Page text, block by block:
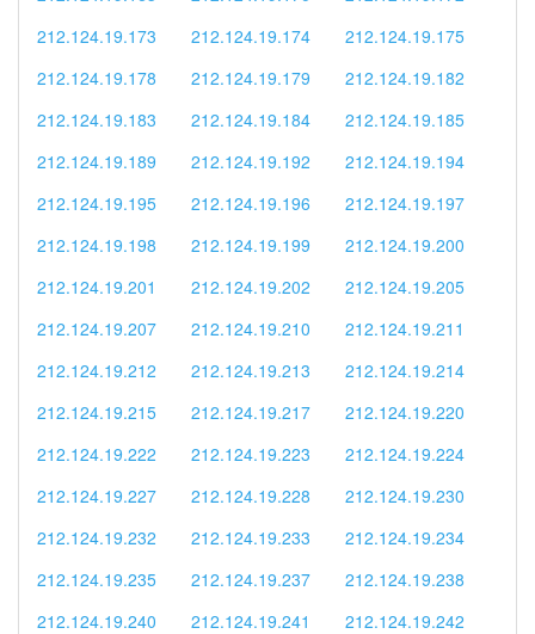
212.124.19.173
212.124.19.174
212.124.19.175
212.124.19.178
212.124.19.179
212.124.19.182
212.124.19.183
212.124.19.184
212.124.19.185
212.124.19.189
212.124.19.192
212.124.19.194
212.124.19.195
212.124.19.196
212.124.19.197
212.124.19.198
212.124.19.199
212.124.19.200
212.124.19.201
212.124.19.202
212.124.19.205
212.124.19.207
212.124.19.210
212.124.19.211
212.124.19.212
212.124.19.213
212.124.19.214
212.124.19.215
212.124.19.217
212.124.19.220
212.124.19.222
212.124.19.223
212.124.19.224
212.124.19.227
212.124.19.228
212.124.19.230
212.124.19.232
212.124.19.233
212.124.19.234
212.124.19.235
212.124.19.237
212.124.19.238
212.124.19.240
212.124.19.241
212.124.19.242